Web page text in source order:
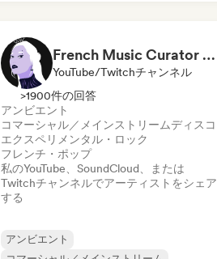
French Music Curator (Stoopy)
YouTube/Twitchチャンネル
>1900件の回答
アンビエント
コマーシャル／メインストリームディスコ
エクスペリメンタル・ロック
フレンチ・ポップ
私のYouTube、SoundCloud、または
Twitchチャンネルでアーティストをシェア
する
アンビエント